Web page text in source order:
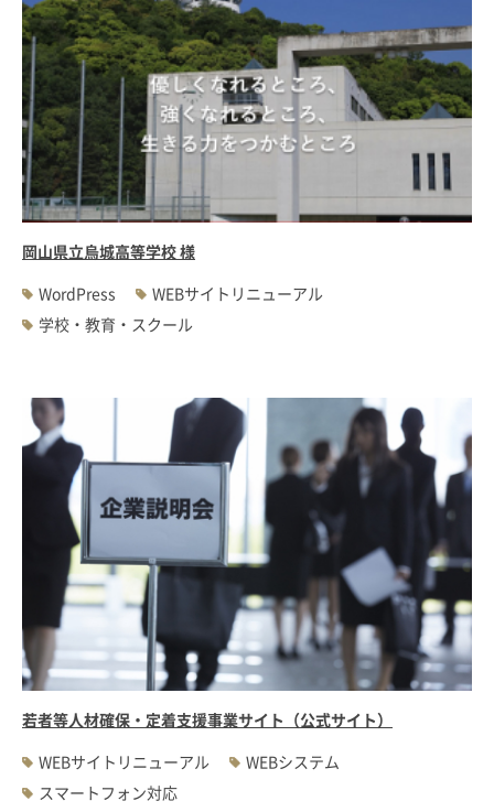
岡山県立烏城高等学校 様
WordPress
WEBサイトリニューアル
学校・教育・スクール
若者等人材確保・定着支援事業サイト（公式サイト）
WEBサイトリニューアル
WEBシステム
スマートフォン対応